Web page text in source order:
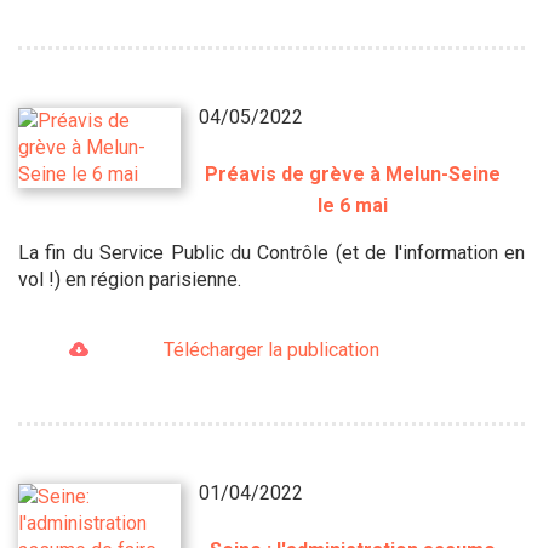
04/05/2022
Préavis de grève à Melun-Seine
le 6 mai
La fin du Service Public du Contrôle (et de l'information en
vol !) en région parisienne.
Télécharger la publication
01/04/2022